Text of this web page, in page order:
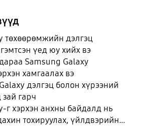
төхөөрөмжийн дэлгэц
үед юу хийх вэ
Samsung Galaxy
хамгаалах вэ
дэлгэц болон хүрээний
гарч
г хэрхэн анхны байдалд нь
тохируулах, үйлдвэрийн